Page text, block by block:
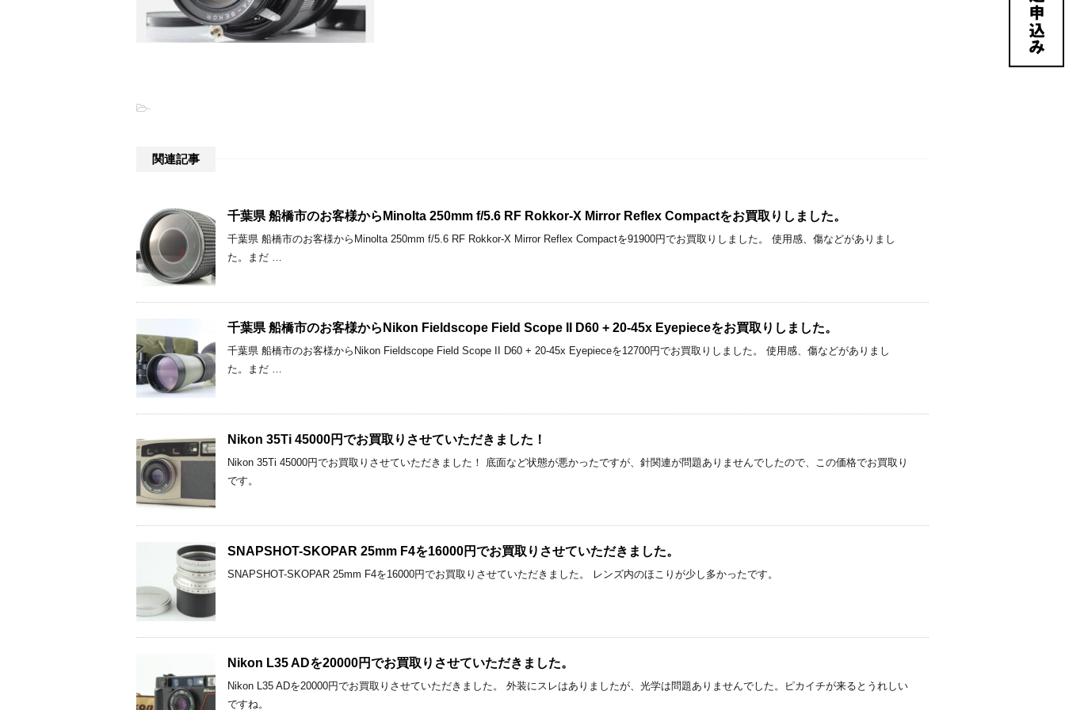
-
関連記事
千葉県 船橋市のお客様からMinolta 250mm f/5.6 RF Rokkor-X Mirror Reflex Compactをお買取りしました。
千葉県 船橋市のお客様からMinolta 250mm f/5.6 RF Rokkor-X Mirror Reflex Compactを91900円でお買取りしました。 使用感、傷などがありまし
た。まだ …
千葉県 船橋市のお客様からNikon Fieldscope Field Scope II D60 + 20-45x Eyepieceをお買取りしました。
千葉県 船橋市のお客様からNikon Fieldscope Field Scope II D60 + 20-45x Eyepieceを12700円でお買取りしました。 使用感、傷などがありまし
た。まだ …
Nikon 35Ti 45000円でお買取りさせていただきました！
Nikon 35Ti 45000円でお買取りさせていただきました！ 底面など状態が悪かったですが、針関連が問題ありませんでしたので、この価格でお買取り
です。
SNAPSHOT-SKOPAR 25mm F4を16000円でお買取りさせていただきました。
SNAPSHOT-SKOPAR 25mm F4を16000円でお買取りさせていただきました。 レンズ内のほこりが少し多かったです。
Nikon L35 ADを20000円でお買取りさせていただきました。
Nikon L35 ADを20000円でお買取りさせていただきました。 外装にスレはありましたが、光学は問題ありませんでした。ピカイチが来るとうれしい
ですね。